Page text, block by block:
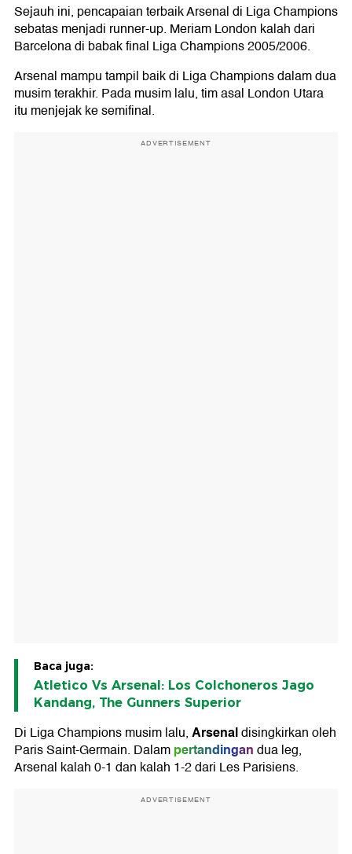
Sejauh ini, pencapaian terbaik Arsenal di Liga Champions
sebatas menjadi runner-up. Meriam London kalah dari
Barcelona di babak final Liga Champions 2005/2006.
Arsenal mampu tampil baik di Liga Champions dalam dua
musim terakhir. Pada musim lalu, tim asal London Utara
itu menjejak ke semifinal.
ADVERTISEMENT
Baca juga:
Atletico Vs Arsenal: Los Colchoneros Jago
Kandang, The Gunners Superior
Di Liga Champions musim lalu,Arsenaldisingkirkan oleh
Paris Saint-Germain. Dalampertandingandua leg,
Arsenal kalah 0-1 dan kalah 1-2 dari Les Parisiens.
ADVERTISEMENT